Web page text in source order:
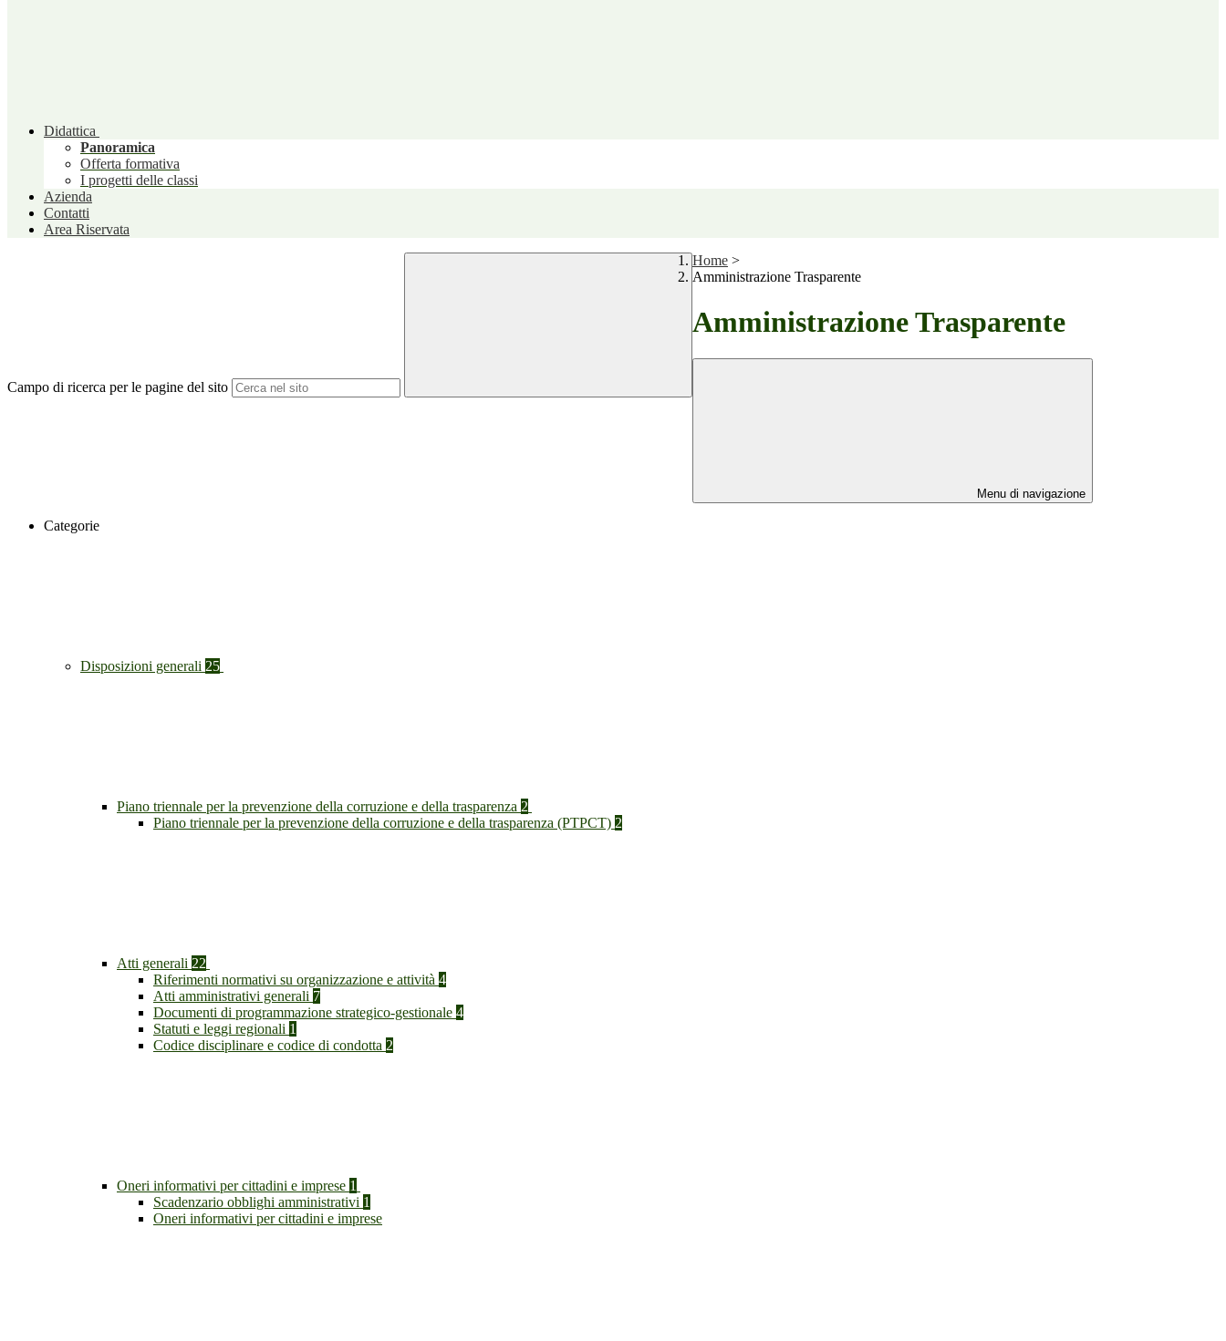
Didattica
Panoramica
Offerta formativa
I progetti delle classi
Azienda
Contatti
Area Riservata
Campo di ricerca per le pagine del sito
Home >
Amministrazione Trasparente
Amministrazione Trasparente
Menu di navigazione
Categorie
Disposizioni generali 25
Piano triennale per la prevenzione della corruzione e della trasparenza 2
Piano triennale per la prevenzione della corruzione e della trasparenza (PTPCT) 2
Atti generali 22
Riferimenti normativi su organizzazione e attività 4
Atti amministrativi generali 7
Documenti di programmazione strategico-gestionale 4
Statuti e leggi regionali 1
Codice disciplinare e codice di condotta 2
Oneri informativi per cittadini e imprese 1
Scadenzario obblighi amministrativi 1
Oneri informativi per cittadini e imprese